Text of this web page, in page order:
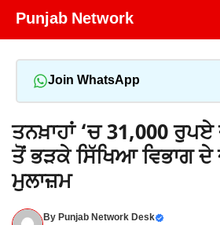
Skip
Punjab Network
Join WhatsApp
ਤਨਖ਼ਾਹਾਂ ‘ਚ 31,000 ਰੁਪਏ
ਤੋਂ ਭੜਕੇ ਸਿੱਖਿਆ ਵਿਭਾਗ ਦੇ
ਮੁਲਾਜ਼ਮ
ByPunjab Network Desk